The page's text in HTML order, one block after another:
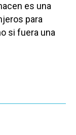
es una
para
si fuera una